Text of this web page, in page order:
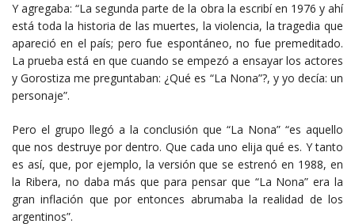
Y agregaba: “La segunda parte de la obra la escribí en 1976 y ahí
está toda la historia de las muertes, la violencia, la tragedia que
apareció en el país; pero fue espontáneo, no fue premeditado.
La prueba está en que cuando se empezó a ensayar los actores
y Gorostiza me preguntaban: ¿Qué es “La Nona”?, y yo decía: un
personaje”.
Pero el grupo llegó a la conclusión que “La Nona” “es aquello
que nos destruye por dentro. Que cada uno elija qué es. Y tanto
es así, que, por ejemplo, la versión que se estrenó en 1988, en
la Ribera, no daba más que para pensar que “La Nona” era la
gran inflación que por entonces abrumaba la realidad de los
argentinos”.